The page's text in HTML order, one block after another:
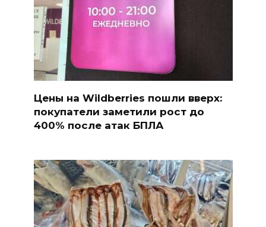
Цены на Wildberries пошли вверх:
покупатели заметили рост до
400% после атак БПЛА